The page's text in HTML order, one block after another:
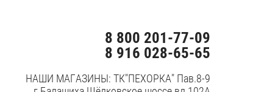
8 800 201-77-09
8 916 028-65-65
НАШИ МАГАЗИНЫ: ТК"ПЕХОРКА" Пав.8-9